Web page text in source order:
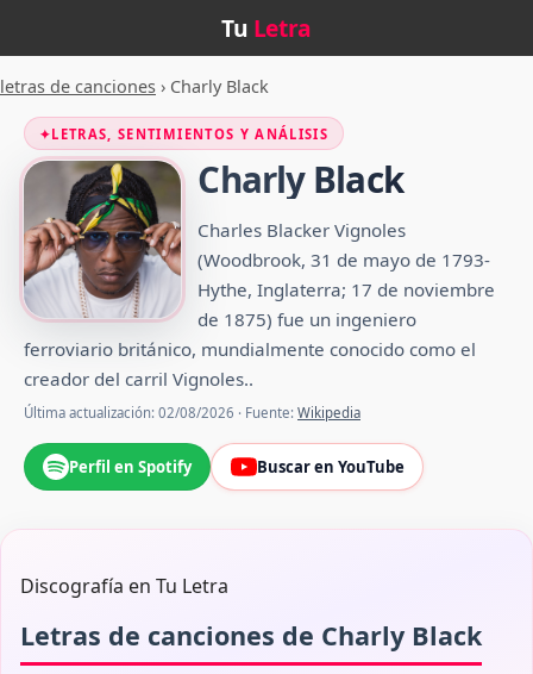
Tu Letra
letras de canciones › Charly Black
✦LETRAS, SENTIMIENTOS Y ANÁLISIS
Charly Black
Charles Blacker Vignoles
(Woodbrook, 31 de mayo de 1793-
Hythe, Inglaterra; 17 de noviembre
de 1875) fue un ingeniero
ferroviario británico, mundialmente conocido como el
creador del carril Vignoles.​.
Última actualización: 02/08/2026 · Fuente: Wikipedia
Perfil en Spotify Buscar en YouTube
Discografía en Tu Letra
Letras de canciones de Charly Black